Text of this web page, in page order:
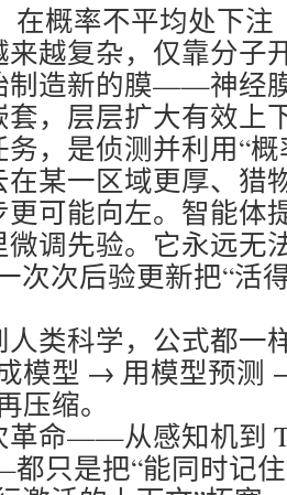
在概率不平均处下注
来越复杂，仅靠分子
制造新的膜——神经
，层层扩大有效上
，是侦测并利用“
在某一区域更厚、猎
更可能向左。智能体
调先验。它永远无
次次后验更新把“活
类科学，公式都一
模型 → 用模型预测
缩。
革命——从感知机到
只是把“能同时记